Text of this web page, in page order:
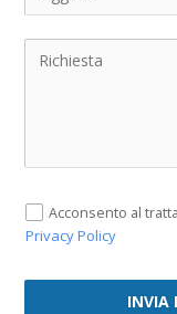
Acconsento al
Privacy Policy
INVIA